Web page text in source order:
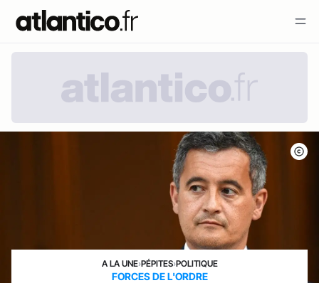
A LA UNE›PÉPITES›POLITIQUE
FORCES DE L'ORDRE